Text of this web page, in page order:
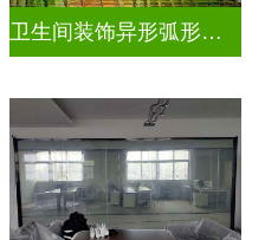
卫生间装饰异形弧形玻璃